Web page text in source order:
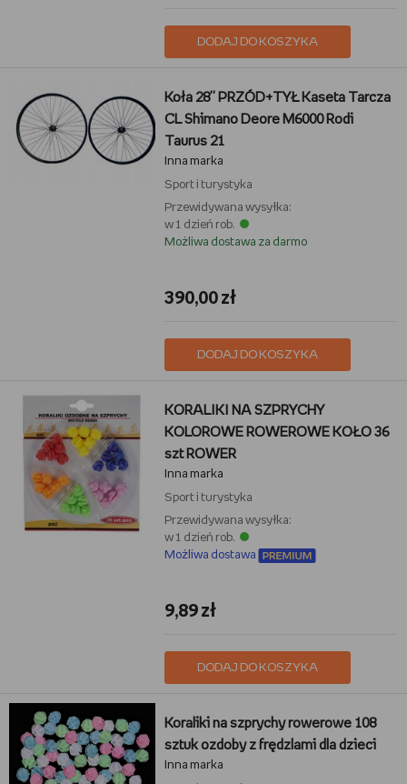
DODAJ DO KOSZYKA
Koła 28'' PRZÓD+TYŁ Kaseta Tarcza
CL Shimano Deore M6000 Rodi
Taurus 21
Inna marka
Sport i turystyka
Przewidywana wysyłka:
w 1 dzień rob.
Możliwa dostawa za darmo
390,00 zł
DODAJ DO KOSZYKA
KORALIKI NA SZPRYCHY
KOLOROWE ROWEROWE KOŁO 36
szt ROWER
Inna marka
Sport i turystyka
Przewidywana wysyłka:
w 1 dzień rob.
Możliwa dostawa
9,89 zł
DODAJ DO KOSZYKA
Koraliki na szprychy rowerowe 108
sztuk ozdoby z frędzlami dla dzieci
Inna marka